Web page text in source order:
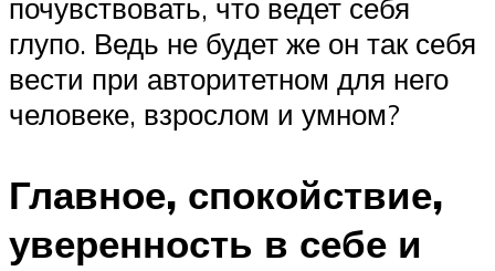
почувствовать, что ведет себя
глупо. Ведь не будет же он так себя
вести при авторитетном для него
человеке, взрослом и умном?
Главное, спокойствие,
уверенность в себе и